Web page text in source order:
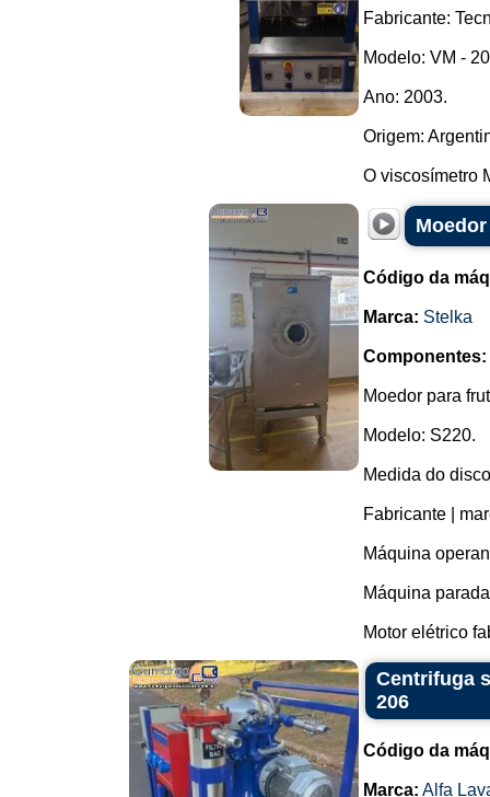
Fabricante:
Modelo: VM -
Ano: 2003.
Origem:
O viscosímetro
Código da
Marca: Stelka
Componentes:
Moedor para
Modelo: S220.
Medida do
Fabricante |
Máquina
Máquina
Motor elétrico
Centrifuga
206
Código da
Marca: Alfa